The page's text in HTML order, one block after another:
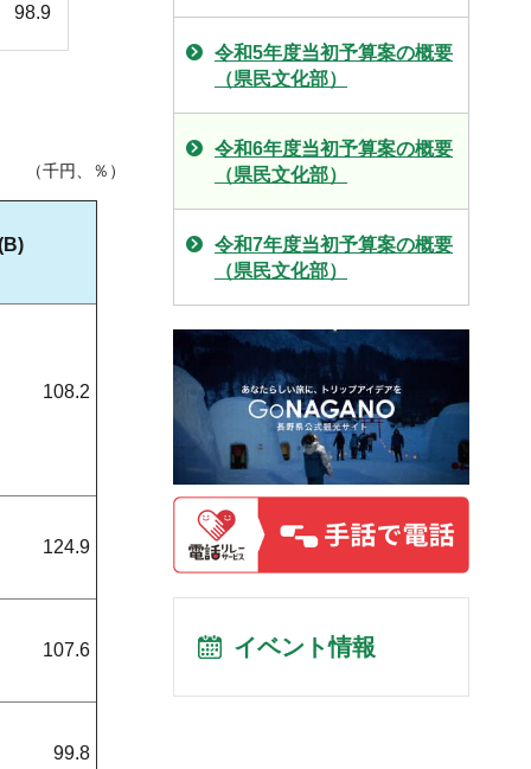
98.9
（千円、％）
108.2
124.9
107.6
99.8
令和5年度当初予算案の概要
（県民文化部）
令和6年度当初予算案の概要
（県民文化部）
令和7年度当初予算案の概要
（県民文化部）
イベント情報